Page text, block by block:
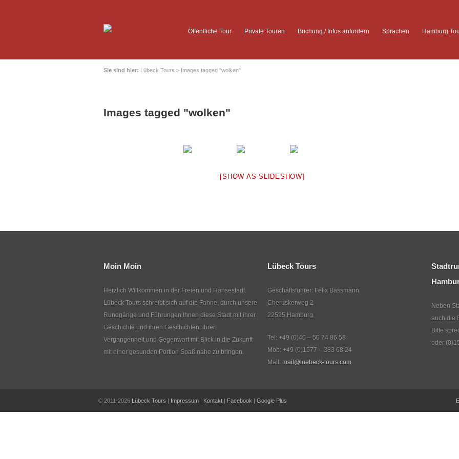
Öffentliche Tour Private Touren Buchung / Infos anfordern Sprachen Hamburg
Sie sind hier: Lübeck Tours > Images tagged "wolken"
Images tagged "wolken"
[SHOW AS SLIDESHOW]
Moin Moin
Herzlich Willkommen in der Freien und Hansestadt.
Lübeck Tours schreibt sich auf die Fahne, durch unsere
Rundgänge und Führungen Ihnen diese Stadt mit ihrer
Geschichte und ihren Geschichten, ihrer
Vergangenheit und Gegenwart mit Blick in die Zukunft
mit einer gesunden Portion Spaß nahe zu bringen.
Lübeck Tours
Geschäftsführer: Felix Bassmann
Cheruskerweg 2
22525 Hamburg
Tel: +49 (0)40 – 50 74 86 58
Mob: +49 (0)1577 – 383 68 24
Mail: mail@luebeck-tours.com
Neben
auch die
Bitte
oder
© 2011-2026 Lübeck Tours | Impressum | Kontakt | Facebook | Google Plus